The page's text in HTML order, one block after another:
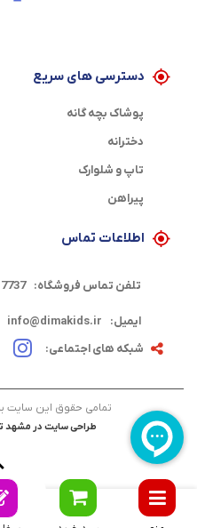
دسترسی های سریع
پوشاک بچه گانه
دخترانه
تاپ و شلوارک
پیراهن
اطلاعات تماس
تلفن تماس فروشگاه:
ایمیل:
info@dimakids.ir
شبکه های اجتماعی:
تمامی حقوق این سایت
طراحی سایت در مشهد